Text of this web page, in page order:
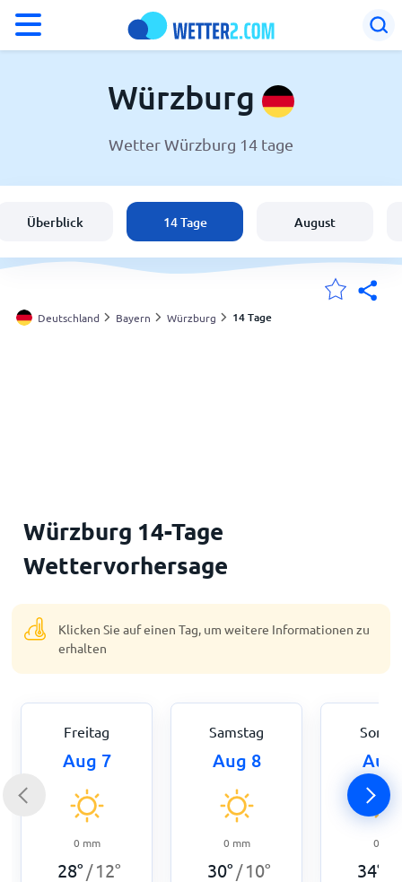
Wetter in Würzburg
Schweiz
Österreich
Würzburg
Wetter Würzburg 14 tage
Überblick 14 Tage August
Deutschland Bayern Würzburg 14 Tage
Würzburg 14-Tage
Wettervorhersage
Klicken Sie auf einen Tag, um weitere Informationen zu
erhalten
Freitag
Aug 7
0 mm
28° / 12°
Samstag
Aug 8
0 mm
30° / 10°
Aug
0
34°